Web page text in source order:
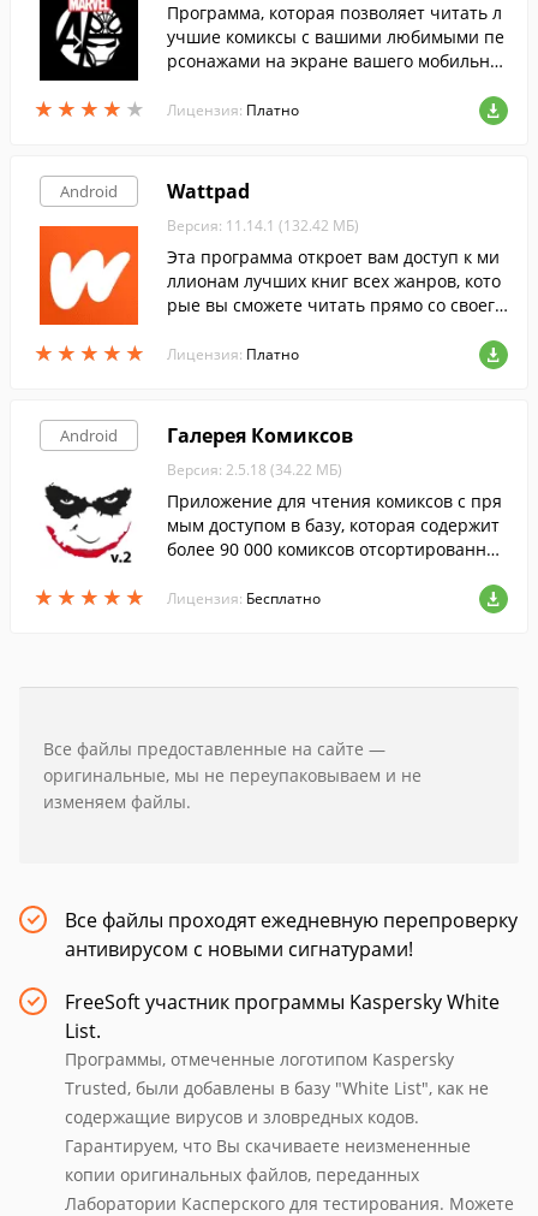
★ ★ ★ ★ ★
★ ★ ★ ★ ★
Программа, которая позволяет читать л
учшие комиксы с вашими любимыми пе
рсонажами на экране вашего мобильног
Лицензия: Платно
Android
★ ★ ★ ★ ★
★ ★ ★ ★ ★
Wattpad
Версия: 11.14.1 (132.42 МБ)
Эта программа откроет вам доступ к ми
ллионам лучших книг всех жанров, кото
рые вы сможете читать прямо со своего
о.
Лицензия: Платно
Android
★ ★ ★ ★ ★
★ ★ ★ ★ ★
Галерея Комиксов
Версия: 2.5.18 (34.22 МБ)
Приложение для чтения комиксов с пря
мым доступом в базу, которая содержит
более 90 000 комиксов отсортированных
Лицензия: Бесплатно
Все файлы предоставленные на сайте —
оригинальные, мы не переупаковываем и не
изменяем файлы.
Все файлы проходят ежедневную перепроверку
антивирусом с новыми сигнатурами!
FreeSoft участник программы Kaspersky White
List.
Программы, отмеченные логотипом Kaspersky
Trusted, были добавлены в базу "White List", как не
содержащие вирусов и зловредных кодов.
Гарантируем, что Вы скачиваете неизмененные
копии оригинальных файлов, переданных
Лаборатории Касперского для тестирования. Можете